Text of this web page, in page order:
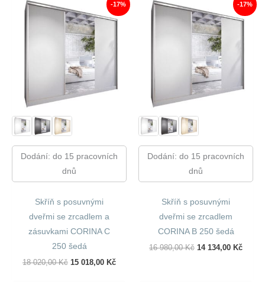
-17%
Dodání: do 15 pracovních
dnů
Skříň s posuvnými
dveřmi se zrcadlem a
zásuvkami CORINA C
250 šedá
18 020,00Kč Původní
15 018,00 KčAktuální
-17%
Dodání: do 15 pracovních
dnů
Skříň s posuvnými
dveřmi se zrcadlem
CORINA B 250 šedá
16 980,00Kč Původní
14 134,00 Kč